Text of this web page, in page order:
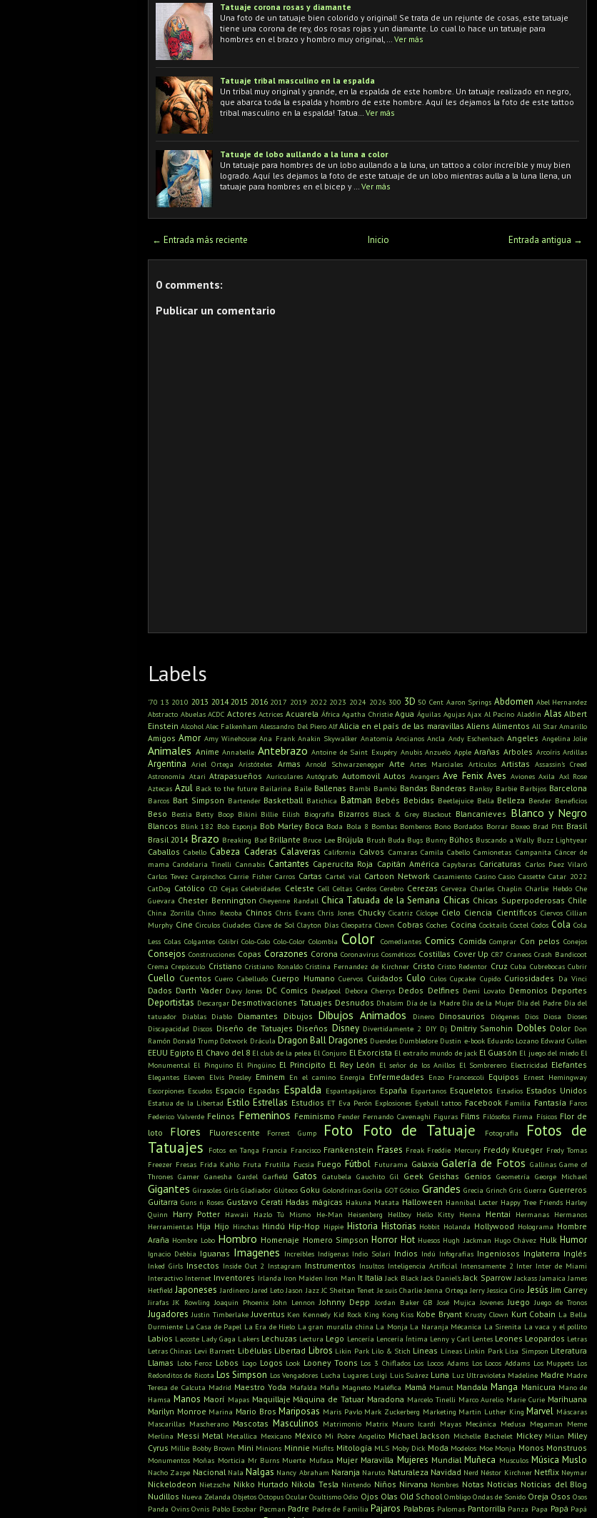
Tatuaje corona rosas y diamante
Una foto de un tatuaje bien colorido y original! Se trata de un rejunte de cosas, este tatuaje
tiene una corona de rey, dos rosas rojas y un diamante. Lo cual lo hace un tatuaje para
hombres en el brazo y hombro muy original,…
Ver más
Tatuaje tribal masculino en la espalda
Un tribal muy original y grande, en la espalda de este hombre. Un tatuaje realizado en negro,
que abarca toda la espalda y hombro de este hombre. Aquí les dejamos la foto de este tattoo
tribal masculino en la espalda! Tatua…
Ver más
Tatuaje de lobo aullando a la luna a color
Un tatuaje para hombres de un lobo aullando a la luna, un tattoo a color increíble y muy bien
logrado. Aquí les dejamos la foto de este tatuaje de un lobo mientras aulla a la luna llena, un
tatuaje para hombres en el bicep y …
Ver más
← Entrada más reciente Entrada antigua →
Inicio
0 comments:
Publicar un comentario
Labels
'70 13 2010 2013 2014 2015 2016 2017 2019 2022 2023 2024 2026 300 3D 50 Cent Aaron Springs Abdomen Abel Hernandez
Abstracto Abuelas ACDC Actores Actrices Acuarela África Agatha Christie Agua Águilas Agujas Ajax Al Pacino Aladdin Alas Albert
Einstein Alcohol Alec Falkenham Alessandro Del Piero Alf Alicia en el país de las maravillas Aliens Alimentos All Star Amarillo
Amigos Amor Amy Winehouse Ana Frank Anakin Skywalker Anatomía Ancianos Ancla Andy Eschenbach Angeles Angelina Jolie
Animales Anime Annabelle Antebrazo Antoine de Saint Exupéry Anubis Anzuelo Apple Arañas Arboles Arcoíris Ardillas
Argentina Ariel Ortega Aristóteles Armas Arnold Schwarzenegger Arte Artes Marciales Artículos Artistas Assassin's Creed
Astronomía Atari Atrapasueños Auriculares Autógrafo Automovil Autos Avangers Ave Fenix Aves Aviones Axila Axl Rose
Aztecas Azul Back to the future Bailarina Baile Ballenas Bambi Bambú Bandas Banderas Banksy Barbie Barbijos Barcelona
Barcos Bart Simpson Bartender Basketball Batichica Batman Bebés Bebidas Beetlejuice Bella Belleza Bender Beneficios
Beso Bestia Betty Boop Bikini Billie Eilish Biografía Bizarros Black & Grey Blackout Blancanieves Blanco y Negro
Blancos Blink 182 Bob Esponja Bob Marley Boca Boda Bola 8 Bombas Bomberos Bono Bordados Borrar Boxeo Brad Pitt Brasil
Brasil 2014 Brazo Breaking Bad Brillante Bruce Lee Brújula Brush Buda Bugs Bunny Búhos Buscando a Wally Buzz Lightyear
Caballos Cabello Cabeza Caderas Calaveras California Calvos Camaras Camila Cabello Camionetas Campanita Cáncer de
mama Candelaria Tinelli Cannabis Cantantes Caperucita Roja Capitán América Capybaras Caricaturas Carlos Paez Vilaró
Carlos Tevez Carpinchos Carrie Fisher Carros Cartas Cartel víal Cartoon Network Casamiento Casino Casio Cassette Catar 2022
CatDog Católico CD Cejas Celebridades Celeste Cell Celtas Cerdos Cerebro Cerezas Cerveza Charles Chaplin Charlie Hebdo Che
Guevara Chester Bennington Cheyenne Randall Chica Tatuada de la Semana Chicas Chicas Superpoderosas Chile
China Zorrilla Chino Recoba Chinos Chris Evans Chris Jones Chucky Cicatriz Cíclope Cielo Ciencia Científicos Ciervos Cillian
Murphy Cine Circulos Ciudades Clave de Sol Clayton Días Cleopatra Clown Cobras Coches Cocina Cocktails Coctel Codos Cola Cola
Less Colas Colgantes Colibrí Colo-Colo Colo-Color Colombia Color Comediantes Comics Comida Comprar Con pelos Conejos
Consejos Construcciones Copas Corazones Corona Coronavirus Cosméticos Costillas Cover Up CR7 Craneos Crash Bandicoot
Crema Crepúsculo Cristiano Cristiano Ronaldo Cristina Fernandez de Kirchner Cristo Cristo Redentor Cruz Cuba Cubrebocas Cubrir
Cuello Cuentos Cuero Cabelludo Cuerpo Humano Cuervos Cuidados Culo Culos Cupcake Cupido Curiosidades Da Vinci
Dados Darth Vader Davy Jones DC Comics Deadpool Debora Cherrys Dedos Delfines Demi Lovato Demonios Deportes
Deportistas Descargar Desmotivaciones Tatuajes Desnudos Dhalsim Día de la Madre Día de la Mujer Día del Padre Día del
tatuador
Diablas Diablo Diamantes Dibujos Dibujos Animados Dinero Dinosaurios Diógenes Dios Diosa
Dioses
Discapacidad Discos Diseño de Tatuajes Diseños Disney Divertidamente 2 DIY Dj Dmitriy Samohin Dobles Dolor Don
Ramón Donald Trump Dotwork Drácula Dragon BallDragones Duendes Dumbledore Dustin e-book Eduardo Lozano Edward Cullen
EEUU Egipto El Chavo del 8 El club de la pelea El Conjuro El Exorcista El extraño mundo de jack El Guasón El juego del miedo El
Monumental El Pinguino El Pingüino El Principito El Rey León El señor de los Anillos El Sombrerero Electricidad Elefantes
Elegantes Eleven Elvis Presley Eminem En el camino Energía Enfermedades Enzo Francescoli Equipos Ernest Hemingway
Escorpiones Escudos Espacio Espadas Espalda Espantapájaros España Espartanos Esqueletos Estadios Estados Unidos
Estatua de la Libertad Estilo Estrellas Estudios ET Eva Perón Explosiones Eyeball tattoo Facebook Familia Fantasía Faros
Federico Valverde Felinos Femeninos Feminismo Fender Fernando Cavenaghi Figuras Films Filósofos Firma Físicos Flor de
loto
Flores Fluorescente Forrest Gump Foto Foto de Tatuaje Fotografía
Fotos de
Tatuajes
Fotos en Tanga Francia Francisco Frankenstein Frases Freak Freddie Mercury Freddy Krueger Fredy Tomas
Freezer Fresas Frida Kahlo Fruta Frutilla Fucsia Fuego Fútbol Futurama Galaxia Galería de Fotos Gallinas Game of
Thrones Gamer Ganesha Gardel Garfield Gatos Gatubela Gauchito Gil Geek Geishas Genios Geometría George Michael
Gigantes Girasoles Girls Gladiador Glúteos Goku Golondrinas Gorila GOT Gótico Grandes Grecia Grinch Gris Guerra Guerreros
Guitarra Guns n Roses Gustavo Cerati Hadas mágicas Hakuna Matata Halloween Hannibal Lecter Happy Tree Friends Harley
Quinn
Harry Potter Hawaii Hazlo Tú Mismo He-Man Heisenberg Hellboy Hello Kitty Henna Hentai Hermanas Hermanos
Herramientas Hija Hijo Hinchas Hindú Hip-Hop Hippie Historia Historias Hobbit Holanda Hollywood Holograma Hombre
Araña Hombre Lobo Hombro Homenaje Homero Simpson Horror Hot Huesos Hugh Jackman Hugo Chávez Hulk Humor
Ignacio Debbia Iguanas Imagenes Increíbles Indígenas Indio Solari Indios Indú Infografías Ingeniosos Inglaterra Inglés
Inked Girls Insectos Inside Out 2 Instagram Instrumentos Insultos Inteligencia Artificial Intensamente 2 Inter Inter de Miami
Interactivo Internet Inventores Irlanda Iron Maiden Iron Man It Italia Jack Black Jack Daniel's Jack Sparrow Jackass Jamaica James
Hetfield Japoneses Jardinero Jared Leto Jason Jazz JC Sheitan Tenet Je suis Charlie Jenna Ortega Jerry Jessica Cirio Jesús Jim Carrey
Jirafas JK Rowling Joaquin Phoenix John Lennon Johnny Depp Jordan Baker GB José Mujica Jovenes Juego Juego de Tronos
Jugadores Justin Timberlake Juventus Ken Kennedy Kid Rock King Kong Kiss Kobe Bryant Krusty Clown Kurt Cobain La Bella
Durmiente La Casa de Papel La Era de Hielo La gran muralla china La Monja La Naranja Mécanica La Sirenita La vaca y el pollito
Labios Lacoste Lady Gaga Lakers Lechuzas Lectura Lego Lencería Lencería Íntima Lenny y Carl Lentes Leones Leopardos Letras
Letras Chinas Levi Barnett Libélulas Libertad Libros Likin Park Lilo & Stich Lineas Líneas Linkin Park Lisa Simpson Literatura
Llamas Lobo Feroz Lobos Logo Logos Look Looney Toons Los 3 Chiflados Los Locos Adams Los Locos Addams Los Muppets Los
Redonditos de Ricota Los Simpson Los Vengadores Lucha Lugares Luigi Luis Suárez Luna Luz Ultravioleta Madeline Madre Madre
Teresa de Calcuta Madrid Maestro Yoda Mafalda Mafia Magneto Maléfica Mamá Mamut Mandala Manga Manicura Mano de
Hamsa Manos Maorí Mapas Maquillaje Máquina de Tatuar Maradona Marcelo Tinelli Marco Aurelio Marie Curie Marihuana
Marilyn Monroe Marina Mario Bros Mariposas Maris Pavlo Mark Zuckerberg Marketing Martin Luther King Marvel Máscaras
Mascarillas Mascherano Mascotas Masculinos Matrimonio Matrix Mauro Icardi Mayas Mecánica Medusa Megaman Meme
Merlina Messi Metal Metallica Mexicano México Mi Pobre Angelito Michael Jackson Michelle Bachelet Mickey Milan Miley
Cyrus Millie Bobby Brown Mini Minions Minnie Misfits Mitología MLS Moby Dick Moda Modelos Moe Monja Monos Monstruos
Monumentos Moñas Morticia Mr Burns Muerte Mufasa Mujer Maravilla Mujeres Mundial Muñeca Musculos Música Muslo
Nacho Zazpe Nacional Nala Nalgas Nancy Abraham Naranja Naruto Naturaleza Navidad Nerd Néstor Kirchner Netflix Neymar
Nickelodeon Nietzsche Nikko Hurtado Nikola Tesla Nintendo Niños Nirvana Nombres Notas Noticias Noticias del Blog
Nudillos Nueva Zelanda Objetos Octopus Ocular Ocultismo Odio Ojos Olas Old School Ombligo Ondas de Sonido Oreja Osos Osos
Panda Ovins Ovnis Pablo Escobar Pacman Padre Padre de Familia Pajaros Palabras Palomas Pantorrilla Panza Papa Papá Papá